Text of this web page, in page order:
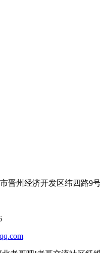
晋州经济开发区纬四路9